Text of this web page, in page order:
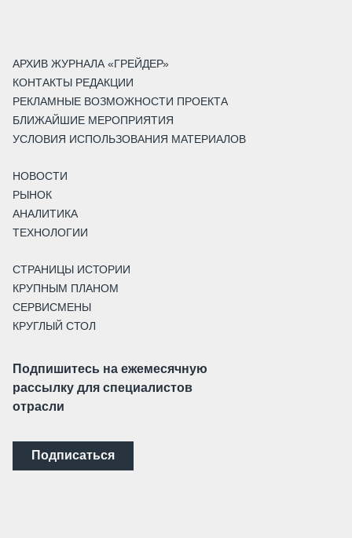
АРХИВ ЖУРНАЛА «ГРЕЙДЕР»
КОНТАКТЫ РЕДАКЦИИ
РЕКЛАМНЫЕ ВОЗМОЖНОСТИ ПРОЕКТА
БЛИЖАЙШИЕ МЕРОПРИЯТИЯ
УСЛОВИЯ ИСПОЛЬЗОВАНИЯ МАТЕРИАЛОВ
НОВОСТИ
РЫНОК
АНАЛИТИКА
ТЕХНОЛОГИИ
СТРАНИЦЫ ИСТОРИИ
КРУПНЫМ ПЛАНОМ
СЕРВИСМЕНЫ
КРУГЛЫЙ СТОЛ
Подпишитесь на ежемесячную
рассылку для специалистов
отрасли
Подписаться